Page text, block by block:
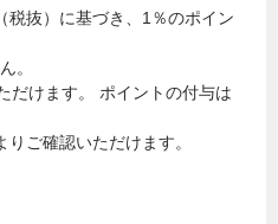
税抜）に基づき、1％のポイン
。
だけます。 ポイントの付与は
ご確認いただけます。